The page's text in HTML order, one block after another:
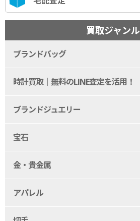
買取ジャンル
ブランドバッグ
時計買取｜無料のLINE査定を活用！
ブランドジュエリー
宝石
金・貴金属
アパレル